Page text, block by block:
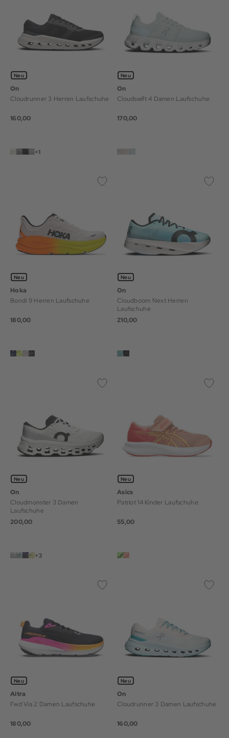
Neu
On
Cloudrunner 3 Herren Laufschuhe
160,00
+1
Neu
On
Cloudswift 4 Damen Laufschuhe
170,00
Neu
Hoka
Bondi 9 Herren Laufschuhe
180,00
Neu
On
Cloudboom Next Herren
Laufschuhe
210,00
Neu
On
Cloudmonster 3 Damen
Laufschuhe
200,00
+3
Neu
Asics
Patriot 14 Kinder Laufschuhe
55,00
Neu
Altra
Fwd Via 2 Damen Laufschuhe
180,00
Neu
On
Cloudrunner 3 Damen Laufschuhe
160,00